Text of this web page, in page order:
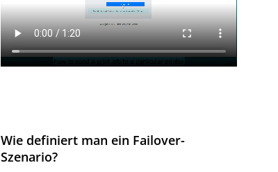
Wie definiert man ein Failover-
Szenario?